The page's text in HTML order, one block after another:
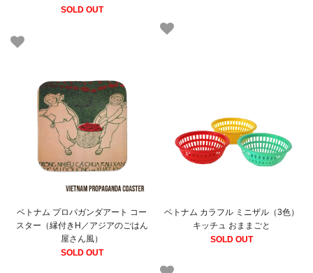
SOLD OUT
ベトナム プロパガンダアート コー
スター（縁付きH／アジアのごはん
屋さん風）
SOLD OUT
ベトナム カラフル ミニザル（3色）
キッチュ おままごと
SOLD OUT